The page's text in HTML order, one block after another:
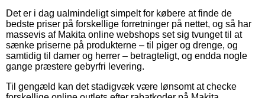
Det er i dag ualmindeligt simpelt for købere at finde de
bedste priser på forskellige forretninger på nettet, og så har
massevis af Makita online webshops set sig tvunget til at
sænke priserne på produkterne – til piger og drenge, og
samtidig til damer og herrer – betragteligt, og endda nogle
gange præstere gebyrfri levering.
Til gengæld kan det stadigvæk være lønsomt at checke